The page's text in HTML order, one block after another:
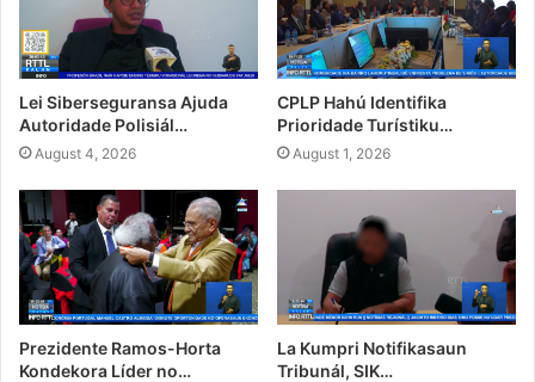
Lei Siberseguransa Ajuda
Autoridade Polisiál…
August 4, 2026
CPLP Hahú Identifika
Prioridade Turístiku…
August 1, 2026
Prezidente Ramos-Horta
Kondekora Líder no…
La Kumpri Notifikasaun
Tribunál, SIK…